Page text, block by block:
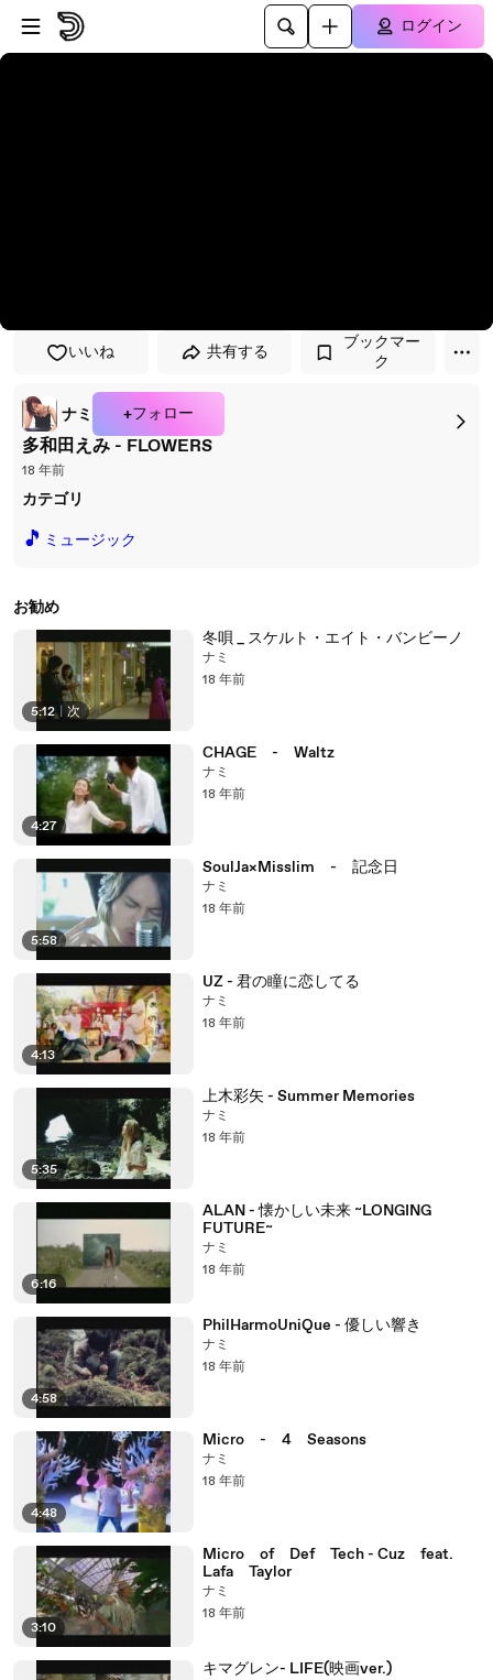
プレイヤーにスキップ
メインコンテンツにスキップ
ログイン
いいね 共有する
ブックマー
ク
ナミ +フォロー
多和田えみ - FLOWERS
18 年前
カテゴリ
🎵 ミュージック
お勧め
5:12 次
冬唄 _ スケルト・エイト・バンビーノ
ナミ
18 年前
4:27
CHAGE - Waltz
ナミ
18 年前
5:58
SoulJa×Misslim - 記念日
ナミ
18 年前
4:13
UZ - 君の瞳に恋してる
ナミ
18 年前
5:35
上木彩矢 - Summer Memories
ナミ
18 年前
6:16
ALAN - 懐かしい未来 ~LONGING
FUTURE~
ナミ
18 年前
4:58
PhilHarmoUniQue - 優しい響き
ナミ
18 年前
4:48
Micro - 4 Seasons
ナミ
18 年前
3:10
Micro of Def Tech - Cuz feat.
Lafa Taylor
ナミ
18 年前
キマグレン- LIFE(映画ver.)